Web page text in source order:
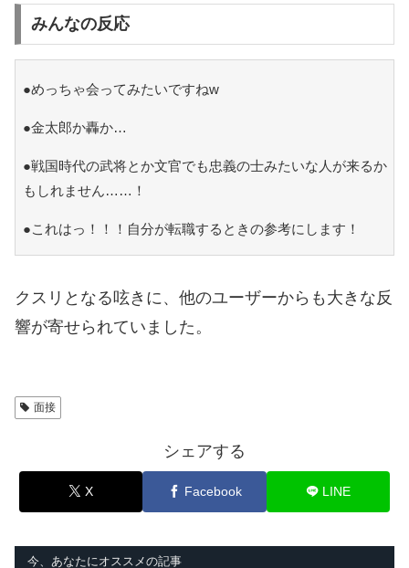
みんなの反応
●めっちゃ会ってみたいですねw
●金太郎か轟か…
●戦国時代の武将とか文官でも忠義の士みたいな人が来るか
もしれません……！
●これはっ！！！自分が転職するときの参考にします！
クスリとなる呟きに、他のユーザーからも大きな反
響が寄せられていました。
面接
シェアする
X Facebook LINE
今、あなたにオススメの記事